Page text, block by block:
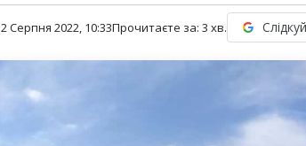
2 Серпня 2022, 10:33Прочитаєте за: 3 хв.